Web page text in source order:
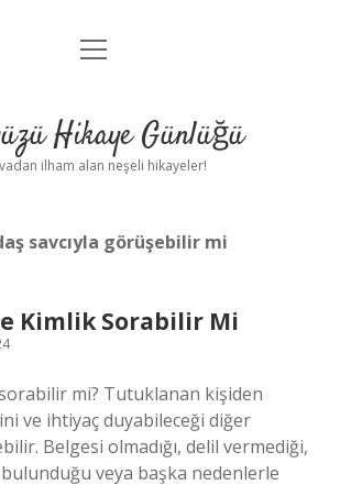
Anasayfa
Yasal Uyarı
menüyü
Hikaye Günlüğü
ilham alan neşeli hikayeler!
savcıyla görüşebilir mi
Kimlik Sorabilir Mi
mi? Tutuklanan kişiden
ve ihtiyaç duyabileceği diğer
Belgesi olmadığı, delil vermediği,
veya başka nedenlerle